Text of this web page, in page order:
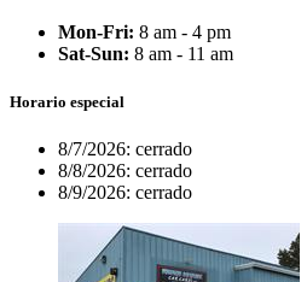
Mon-Fri: 8 am - 4 pm
Sat-Sun: 8 am - 11 am
Horario especial
8/7/2026: cerrado
8/8/2026: cerrado
8/9/2026: cerrado